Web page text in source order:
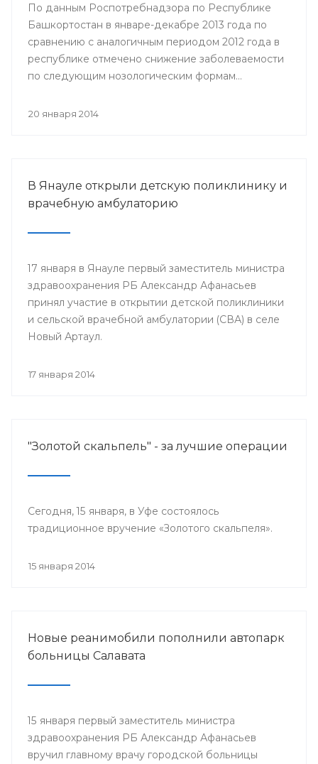
По данным Роспотребнадзора по Республике
Башкортостан в январе-декабре 2013 года по
сравнению с аналогичным периодом 2012 года в
республике отмечено снижение заболеваемости
по следующим нозологическим формам...
20 января 2014
В Янауле открыли детскую поликлинику и
врачебную амбулаторию
17 января в Янауле первый заместитель министра
здравоохранения РБ Александр Афанасьев
принял участие в открытии детской поликлиники
и сельской врачебной амбулатории (СВА) в селе
Новый Артаул.
17 января 2014
"Золотой скальпель" - за лучшие операции
Сегодня, 15 января, в Уфе состоялось
традиционное вручение «Золотого скальпеля».
15 января 2014
Новые реанимобили пополнили автопарк
больницы Салавата
15 января первый заместитель министра
здравоохранения РБ Александр Афанасьев
вручил главному врачу городской больницы